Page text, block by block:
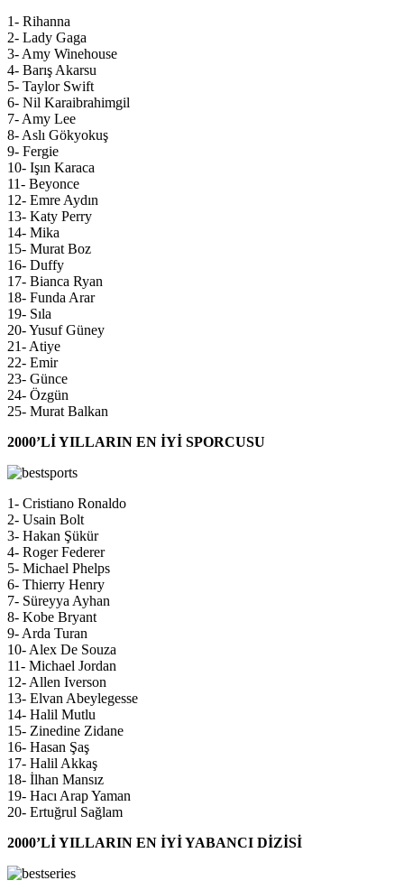
1- Rihanna
2- Lady Gaga
3- Amy Winehouse
4- Barış Akarsu
5- Taylor Swift
6- Nil Karaibrahimgil
7- Amy Lee
8- Aslı Gökyokuş
9- Fergie
10- Işın Karaca
11- Beyonce
12- Emre Aydın
13- Katy Perry
14- Mika
15- Murat Boz
16- Duffy
17- Bianca Ryan
18- Funda Arar
19- Sıla
20- Yusuf Güney
21- Atiye
22- Emir
23- Günce
24- Özgün
25- Murat Balkan
2000’Lİ YILLARIN EN İYİ SPORCUSU
1- Cristiano Ronaldo
2- Usain Bolt
3- Hakan Şükür
4- Roger Federer
5- Michael Phelps
6- Thierry Henry
7- Süreyya Ayhan
8- Kobe Bryant
9- Arda Turan
10- Alex De Souza
11- Michael Jordan
12- Allen Iverson
13- Elvan Abeylegesse
14- Halil Mutlu
15- Zinedine Zidane
16- Hasan Şaş
17- Halil Akkaş
18- İlhan Mansız
19- Hacı Arap Yaman
20- Ertuğrul Sağlam
2000’Lİ YILLARIN EN İYİ YABANCI DİZİSİ